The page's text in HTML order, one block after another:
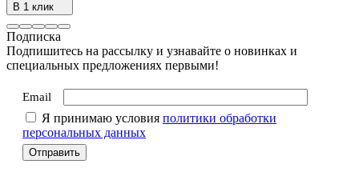
В 1 клик
Подписка
Подпишитесь на рассылку и узнавайте о новинках и
специальных предложениях первыми!
Email
Я принимаю условия политики обработки
персональных данных